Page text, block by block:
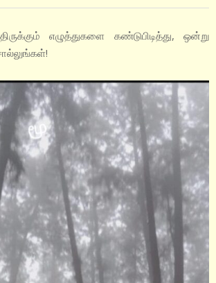
எழுத்துகளை கண்டுபிடித்து, ஒன்று